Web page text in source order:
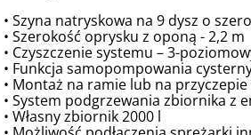
• Szyna natryskowa na 9 dysz o
• Szerokość oprysku z oponą - 2,2 m
• Czyszczenie systemu – 3-
• Funkcja samopompowania
• Montaż na ramie lub na
• System podgrzewania zbiornika z
• Własny zbiornik 2000 l